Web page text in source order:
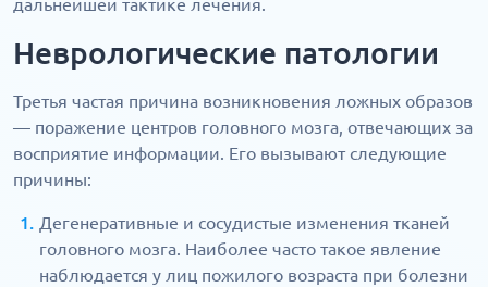
дальнейшей тактике лечения.
Неврологические патологии
Третья частая причина возникновения ложных образов
— поражение центров головного мозга, отвечающих за
восприятие информации. Его вызывают следующие
причины:
Дегенеративные и сосудистые изменения тканей
головного мозга. Наиболее часто такое явление
наблюдается у лиц пожилого возраста при болезни